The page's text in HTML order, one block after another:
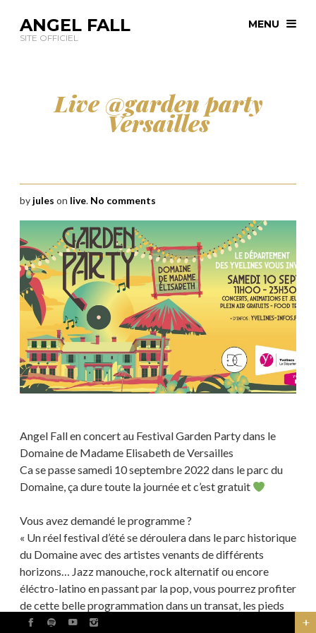
ANGEL FALL
SITE OFFICIEL
MENU
Live @garden party
Versailles
by jules on live. No comments
Angel Fall en concert au Festival Garden Party dans le
Domaine de Madame Elisabeth de Versailles
Ca se passe samedi 10 septembre 2022 dans le parc du
Domaine, ça dure toute la journée et c’est gratuit
Vous avez demandé le programme ?
« Un réel festival d’été se déroulera dans le parc historique
du Domaine avec des artistes venants de différents
horizons… Jazz manouche, rock alternatif ou encore
éléctro-latino en passant par la pop, vous pourrez profiter
de cette belle programmation dans un transat, les pieds
sur le sable..